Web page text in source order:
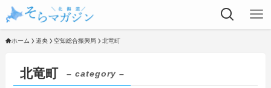
ホーム 道央 空知総合振興局 北竜町
北竜町 – category –